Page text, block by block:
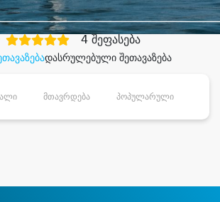
დასრულებული შეთავაზება
4 შეფასება
მთავრდება პოპულარული